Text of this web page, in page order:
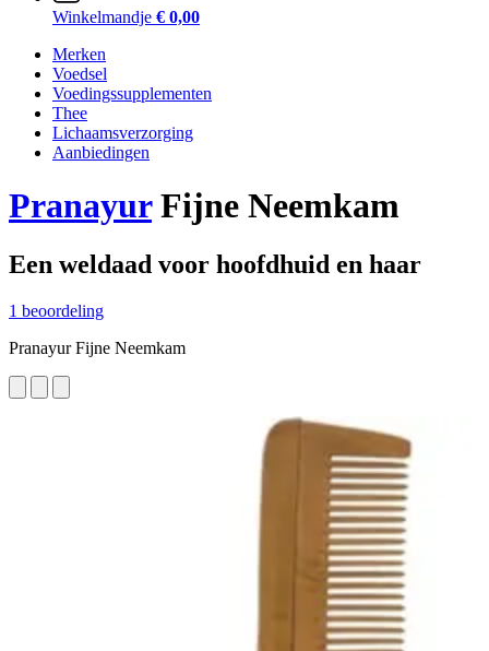
Winkelmandje € 0,00
Merken
Voedsel
Voedingssupplementen
Thee
Lichaamsverzorging
Aanbiedingen
PranayurFijne Neemkam
Een weldaad voor hoofdhuid en haar
1 beoordeling
Pranayur Fijne Neemkam